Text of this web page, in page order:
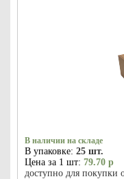
В наличии на складе
В упаковке: 25 шт.
Цена за 1 шт: 79.70 р
доступно для покупки